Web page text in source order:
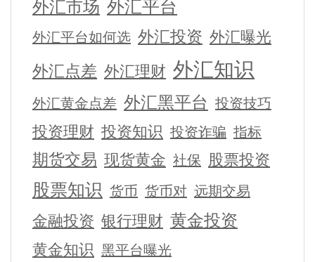
外汇市场 外汇平台
外汇平台如何选 外汇投资 外汇曝光
外汇点差 外汇理财 外汇知识
外汇黄金点差 外汇黑平台 投资技巧
投资理财 投资知识 投资诈骗 指标
期货交易 现货黄金 社保 股票投资
股票知识 货币 货币对 远期交易
金融投资 银行理财 黄金投资
黄金知识 黑平台曝光